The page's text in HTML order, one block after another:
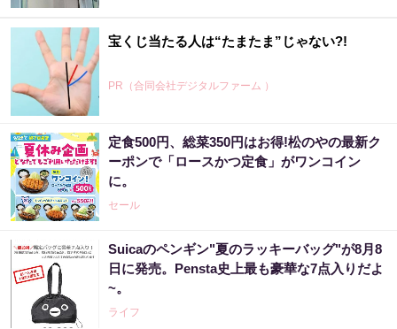
宝くじ当たる人は“たまたま”じゃない?!
PR（合同会社デジタルファーム ）
定食500円、総菜350円はお得!松のやの最新ク
ーポンで「ロースかつ定食」がワンコイン
に。
セール
Suicaのペンギン"夏のラッキーバッグ"が8月8
日に発売。Pensta史上最も豪華な7点入りだよ
~。
ライフ